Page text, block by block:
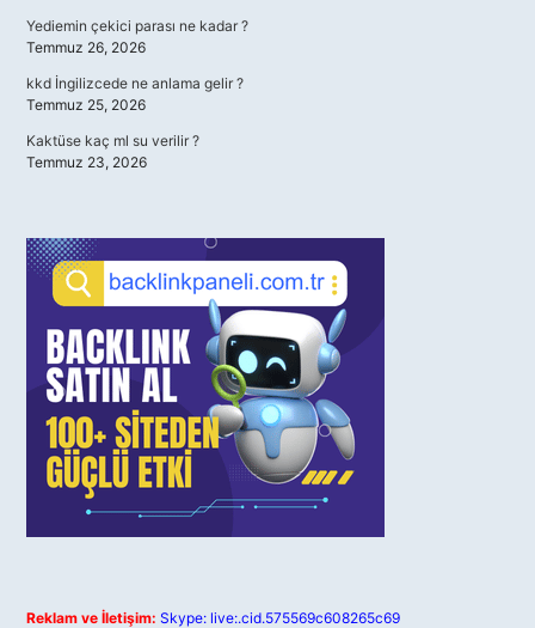
Yediemin çekici parası ne kadar ?
Temmuz 26, 2026
kkd İngilizcede ne anlama gelir ?
Temmuz 25, 2026
Kaktüse kaç ml su verilir ?
Temmuz 23, 2026
Reklam ve İletişim: Skype: live:.cid.575569c608265c69